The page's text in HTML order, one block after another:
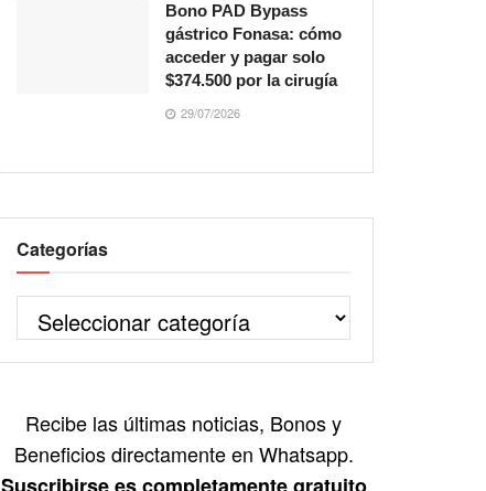
Bono PAD Bypass
gástrico Fonasa: cómo
acceder y pagar solo
$374.500 por la cirugía
29/07/2026
Categorías
Recibe las últimas noticias, Bonos y
Beneficios directamente en Whatsapp.